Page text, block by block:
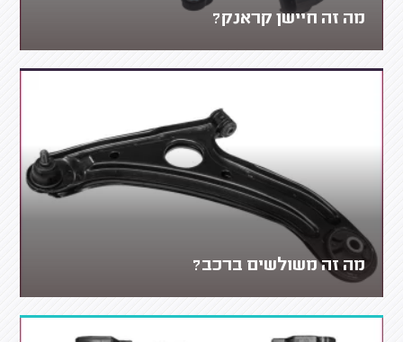
מה זה חיישן קראנק?
מה זה משולשים ברכב?